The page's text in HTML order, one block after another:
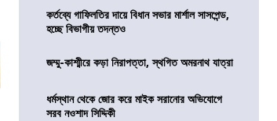
কর্তব্যে গাফিলতির দায়ে বিধান সভার মার্শাল সাসপেন্ড,
হচ্ছে বিভাগীয় তদন্তও
জম্মু-কাশ্মীরে কড়া নিরাপত্তা, স্থগিত অমরনাথ যাত্রা
ধর্মস্থান থেকে জোর করে মাইক সরানোর অভিযোগে
সরব নওশাদ সিদ্দিকী